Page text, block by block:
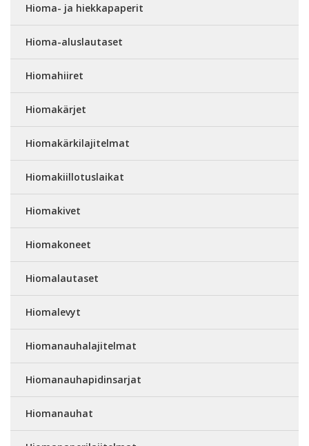
Hioma- ja hiekkapaperit
Hioma-aluslautaset
Hiomahiiret
Hiomakärjet
Hiomakärkilajitelmat
Hiomakiillotuslaikat
Hiomakivet
Hiomakoneet
Hiomalautaset
Hiomalevyt
Hiomanauhalajitelmat
Hiomanauhapidinsarjat
Hiomanauhat